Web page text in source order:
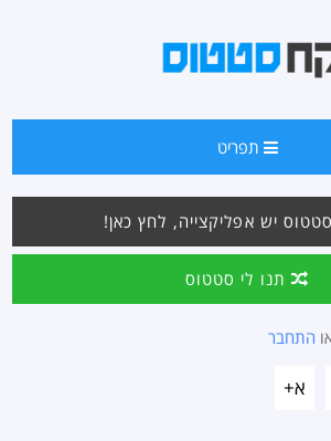
תפריט
יש אפליקצייה, לחץ כאן!
תנו לי סטטוס
התחבר
א+